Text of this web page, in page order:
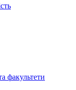
факультети